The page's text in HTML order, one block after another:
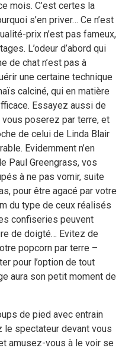
mois. C’est certes la
s’en priver… Ce n’est
prix n’est pas fameux,
L’odeur d’abord qui
de chat n’est pas à
une certaine technique
calciné, qui en matière
Essayez aussi de
poserez par terre, et
de celui de Linda Blair
Evidemment n’en
Paul Greengrass, vos
à ne pas vomir, suite
pour être agacé par votre
du type de ceux réalisés
confiseries peuvent
de doigté… Evitez de
popcorn par terre –
pour l’option de tout
aura son petit moment de
de pied avec entrain
le spectateur devant vous
amusez-vous à le voir se